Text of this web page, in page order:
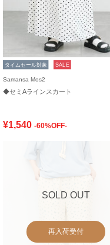
タイムセール対象 SALE
Samansa Mos2
◆セミAラインスカート
¥1,540 -60%OFF-
SOLD OUT
再入荷受付